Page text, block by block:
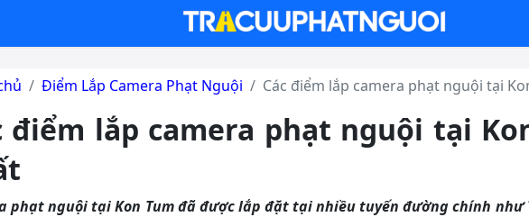
Điểm Lắp Camera Phạt Nguội Các điểm lắp camera phạt nguội tại
điểm lắp camera phạt nguội tại
phạt nguội tại Kon Tum đã được lắp đặt tại nhiều tuyến đường chính như